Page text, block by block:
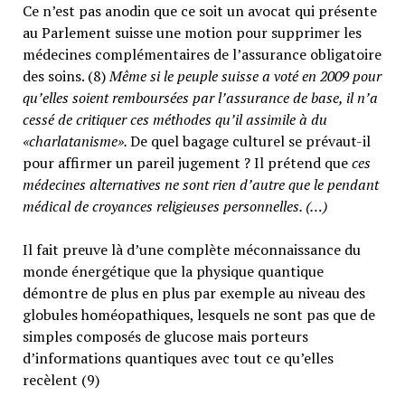
Ce n’est pas anodin que ce soit un avocat qui présente
au Parlement suisse une motion pour supprimer les
médecines complémentaires de l’assurance obligatoire
des soins. (8)Même si le peuple suisse a voté en 2009 pour
qu’elles soient remboursées par l’assurance de base, il n’a
cessé de critiquer ces méthodes qu’il assimile à du
«charlatanisme».De quel bagage culturel se prévaut-il
pour affirmer un pareil jugement ? Il prétend queces
médecines alternatives ne sont rien d’autre que le pendant
médical de croyances religieuses personnelles. (…)
Il fait preuve là d’une complète méconnaissance du
monde énergétique que la physique quantique
démontre de plus en plus par exemple au niveau des
globules homéopathiques, lesquels ne sont pas que de
simples composés de glucose mais porteurs
d’informations quantiques avec tout ce qu’elles
recèlent (9)